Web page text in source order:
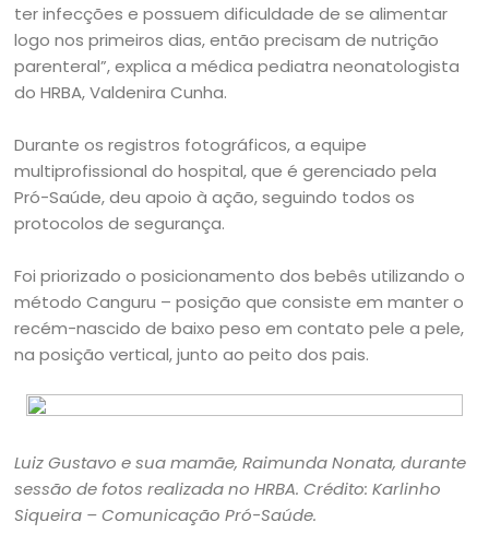
ter infecções e possuem dificuldade de se alimentar
logo nos primeiros dias, então precisam de nutrição
parenteral”, explica a médica pediatra neonatologista
do HRBA, Valdenira Cunha.
Durante os registros fotográficos, a equipe
multiprofissional do hospital, que é gerenciado pela
Pró-Saúde, deu apoio à ação, seguindo todos os
protocolos de segurança.
Foi priorizado o posicionamento dos bebês utilizando o
método Canguru – posição que consiste em manter o
recém-nascido de baixo peso em contato pele a pele,
na posição vertical, junto ao peito dos pais.
Luiz Gustavo e sua mamãe, Raimunda Nonata, durante
sessão de fotos realizada no HRBA. Crédito: Karlinho
Siqueira – Comunicação Pró-Saúde.